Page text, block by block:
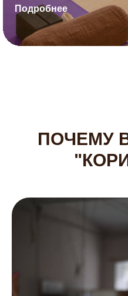
Подробнее
ПОЧЕМУ